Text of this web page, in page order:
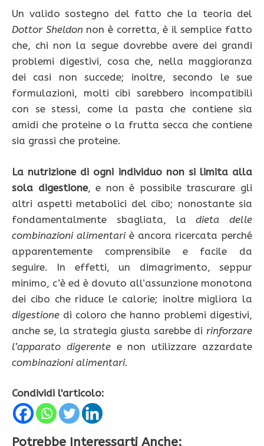
Un valido sostegno del fatto che la teoria del
Dottor Sheldon non è corretta, è il semplice fatto
che, chi non la segue dovrebbe avere dei grandi
problemi digestivi, cosa che, nella maggioranza
dei casi non succede; inoltre, secondo le sue
formulazioni, molti cibi sarebbero incompatibili
con se stessi, come la pasta che contiene sia
amidi che proteine o la frutta secca che contiene
sia grassi che proteine.
La nutrizione di ogni individuo non si limita alla
sola digestione, e non è possibile trascurare gli
altri aspetti metabolici del cibo; nonostante sia
fondamentalmente sbagliata, ladieta delle
combinazioni alimentariè ancora ricercata perché
apparentemente comprensibile e facile da
seguire. In effetti, un dimagrimento, seppur
minimo, c’è ed è dovuto all’assunzione monotona
dei cibo che riduce le calorie; inoltre migliora la
digestione di coloro che hanno problemi digestivi,
anche se, la strategia giusta sarebbe di rinforzare
l’apparato digerentee non utilizzare azzardate
combinazioni alimentari.
Condividi l'articolo:
Potrebbe Interessarti Anche: